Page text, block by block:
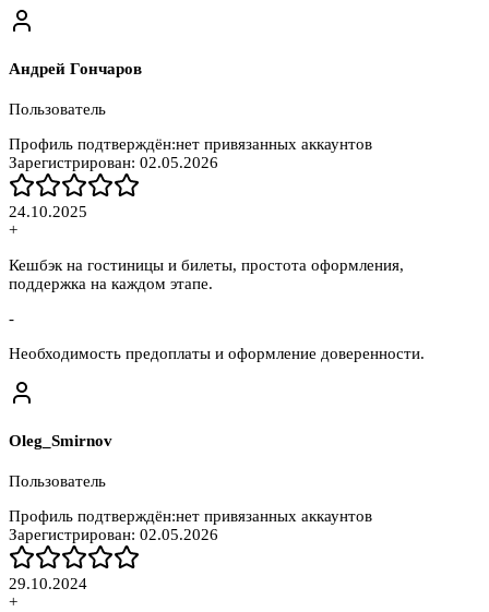
Андрей Гончаров
Пользователь
Профиль подтверждён:нет привязанных аккаунтов
Зарегистрирован: 02.05.2026
24.10.2025
+
Кешбэк на гостиницы и билеты, простота оформления,
поддержка на каждом этапе.
-
Необходимость предоплаты и оформление доверенности.
Oleg_Smirnov
Пользователь
Профиль подтверждён:нет привязанных аккаунтов
Зарегистрирован: 02.05.2026
29.10.2024
+